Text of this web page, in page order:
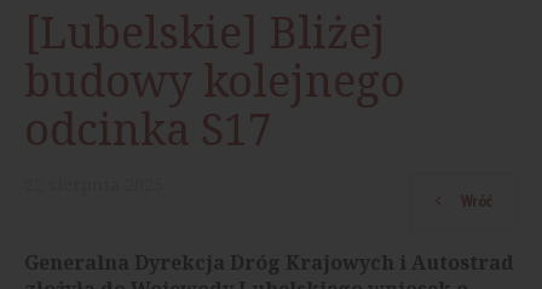
[Lubelskie] Bliżej
budowy kolejnego
odcinka S17
Wróć
Generalna Dyrekcja Dróg Krajowych i Autostrad